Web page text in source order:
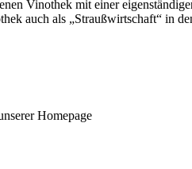
Vinothek mit einer
auch als „Straußwirtschaft“ in
Homepage